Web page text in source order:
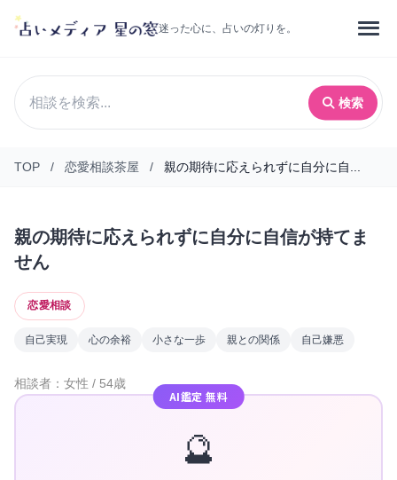
迷った心に、占いの灯りを。
検索
TOP / 恋愛相談茶屋 / 親の期待に応えられずに自分に自...
親の期待に応えられずに自分に自信が持てま
せん
恋愛相談
自己実現 心の余裕 小さな一歩 親との関係 自己嫌悪
相談者：女性 / 54歳
AI鑑定 無料
🔮